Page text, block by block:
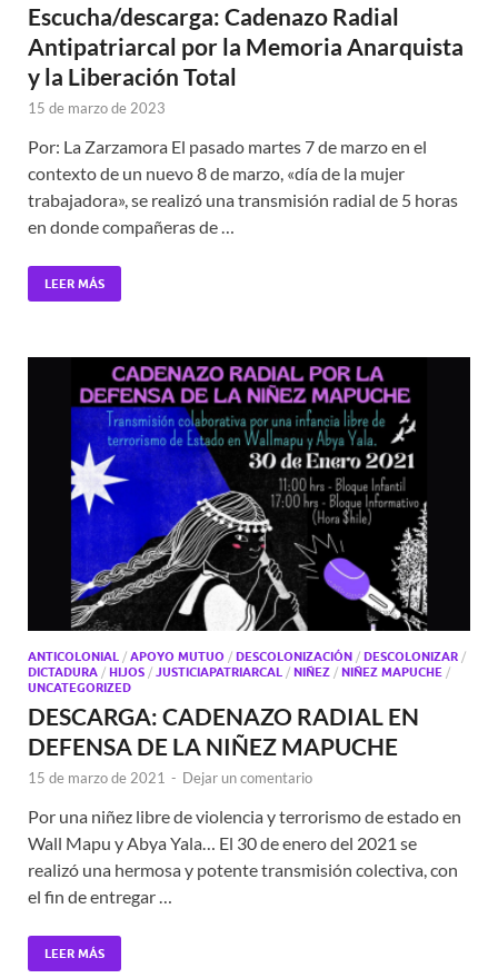
Escucha/descarga: Cadenazo Radial
Antipatriarcal por la Memoria Anarquista
y la Liberación Total
15 de marzo de 2023
Por: La Zarzamora El pasado martes 7 de marzo en el
contexto de un nuevo 8 de marzo, «día de la mujer
trabajadora», se realizó una transmisión radial de 5 horas
en donde compañeras de …
LEER MÁS
ANTICOLONIAL / APOYO MUTUO / DESCOLONIZACIÓN / DESCOLONIZAR /
DICTADURA / HIJOS / JUSTICIAPATRIARCAL / NIÑEZ / NIÑEZ MAPUCHE /
UNCATEGORIZED
DESCARGA: CADENAZO RADIAL EN
DEFENSA DE LA NIÑEZ MAPUCHE
15 de marzo de 2021 - Dejar un comentario
Por una niñez libre de violencia y terrorismo de estado en
Wall Mapu y Abya Yala… El 30 de enero del 2021 se
realizó una hermosa y potente transmisión colectiva, con
el fin de entregar …
LEER MÁS